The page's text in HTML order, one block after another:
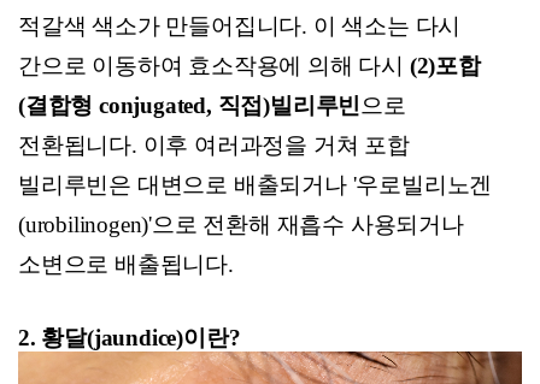
적갈색 색소가 만들어집니다. 이 색소는 다시
간으로 이동하여 효소작용에 의해 다시 (2)포합
(결합형 conjugated, 직접)빌리루빈 으로
전환됩니다. 이후 여러과정을 거쳐 포합
빌리루빈은 대변으로 배출되거나'우로빌리노겐
(urobilinogen)'으로 전환해 재흡수 사용되거나
소변으로 배출됩니다.
2. 황달(jaundice)이란?